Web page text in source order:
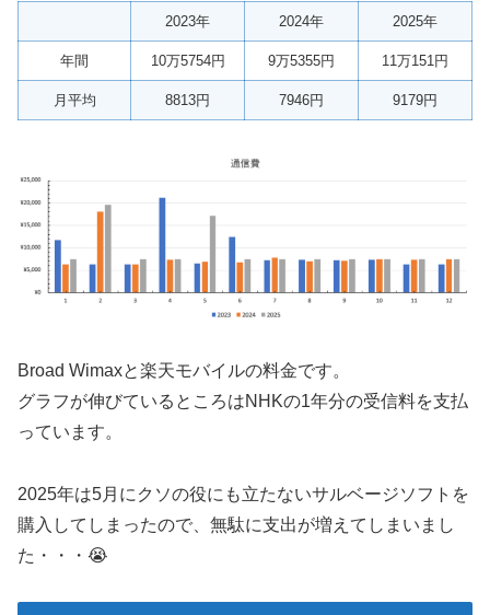
2023年 2024年 2025年
年間 10万5754円 9万5355円 11万151円
月平均 8813円 7946円 9179円
Broad Wimaxと楽天モバイルの料金です。
グラフが伸びているところはNHKの1年分の受信料を支払
っています。
2025年は5月にクソの役にも立たないサルベージソフトを
購入してしまったので、無駄に支出が増えてしまいまし
た・・・😭